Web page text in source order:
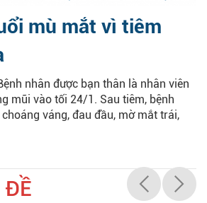
mù mắt vì tiêm
nhân được bạn thân là nhân viên
mũi vào tối 24/1. Sau tiêm, bệnh
váng, đau đầu, mờ mắt trái,
ĐỀ